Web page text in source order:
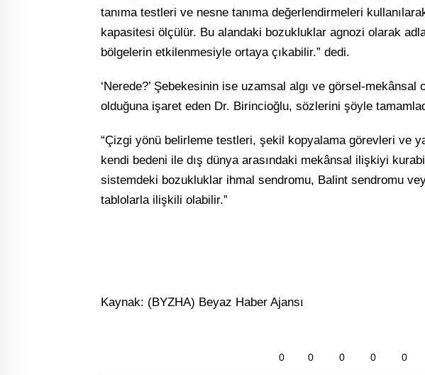
tanıma testleri ve nesne tanıma değerlendirmeleri
kapasitesi ölçülür. Bu alandaki bozukluklar agnozi olarak
bölgelerin etkilenmesiyle ortaya çıkabilir.” dedi.
‘Nerede?’ Şebekesinin ise uzamsal algı ve görsel-
olduğuna işaret eden Dr. Birincioğlu, sözlerini şöyle
“Çizgi yönü belirleme testleri, şekil kopyalama görevleri ve
kendi bedeni ile dış dünya arasındaki mekânsal ilişkiyi
sistemdeki bozukluklar ihmal sendromu, Balint sendromu
tablolarla ilişkili olabilir.”
Kaynak: (BYZHA) Beyaz Haber Ajansı
0 0 0 0 0